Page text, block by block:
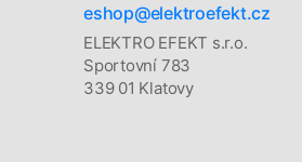
eshop@elektroefekt.cz
ELEKTRO EFEKT s.r.o.
Sportovní 783
339 01 Klatovy